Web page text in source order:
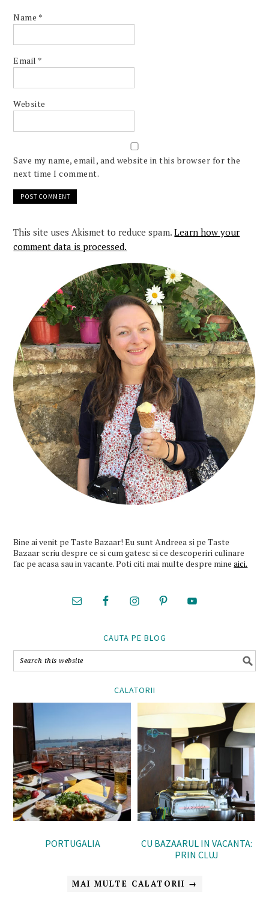
Name *
Email *
Website
Save my name, email, and website in this browser for the
next time I comment.
This site uses Akismet to reduce spam.Learn how your
comment data is processed.
Bine ai venit pe Taste Bazaar! Eu sunt Andreea si pe Taste
Bazaar scriu despre ce si cum gatesc si ce descoperiri culinare
fac pe acasa sau in vacante. Poti citi mai multe despre mineaici.
CAUTA PE BLOG
CALATORII
PORTUGALIA
CU BAZAARUL IN VACANTA:
PRIN CLUJ
MAI MULTE CALATORII →